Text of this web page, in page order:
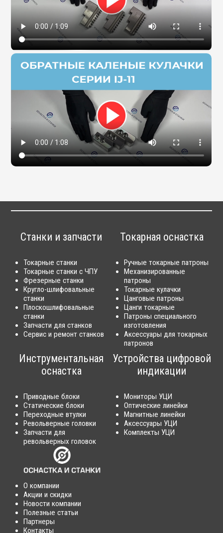
Станки и запчасти
Токарные станки
Токарные станки с ЧПУ
Фрезерные станки
Кругло-шлифовальные
станки
Плоскошлифовальные
станки
Запчасти для станков
Сервис и ремонт станков
Токарная оснастка
Ручные токарные патроны
Механизированные
патроны
Токарные кулачки
Цанговые патроны
Цанги токарные
Патроны специального
изготовления
Аксессуары для токарных
патронов
Инструментальная
оснастка
Приводные блоки
Статические блоки
Переходные втулки
Револьверные головки
Запчасти для
револьверных головок
Устройства цифровой
индикации
Мониторы УЦИ
Оптические линейки
Магнитные линейки
Аксессуары УЦИ
Комплекты УЦИ
О компании
Акции и скидки
Новости компании
Полезные статьи
Партнеры
Контакты